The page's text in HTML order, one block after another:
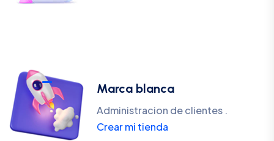
Marca blanca
Administracion de clientes .
Crear mi tienda